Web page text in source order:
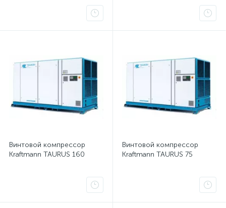
Винтовой компрессор
Kraftmann TAURUS 160
Винтовой компрессор
Kraftmann TAURUS 75